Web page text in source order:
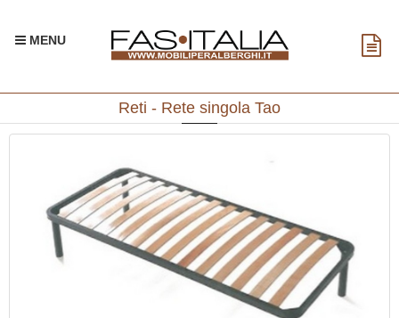
MENU
Reti - Rete singola Tao